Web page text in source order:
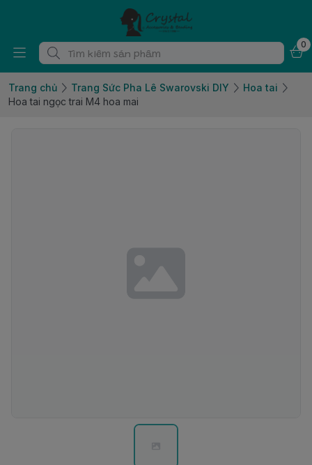
0
Trang chủ Trang Sức Pha Lê Swarovski DIY
Hoa tai
Hoa tai ngọc trai M4 hoa mai